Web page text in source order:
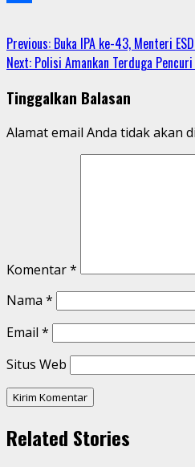
Continue
Reading
Previous: Buka IPA ke-43, Menteri
Next: Polisi Amankan Terduga
Tinggalkan Balasan
Alamat email Anda tidak akan
Komentar*
Nama *
Email *
Situs Web
Related Stories